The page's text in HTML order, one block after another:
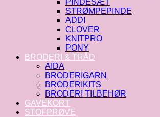
PINDESÆT
STRØMPEPINDE
ADDI
CLOVER
KNITPRO
PONY
BRODERI & TRÅD
AIDA
BRODERIGARN
BRODERIKITS
BRODERI TILBEHØR
GAVEKORT
STOFPRØVE